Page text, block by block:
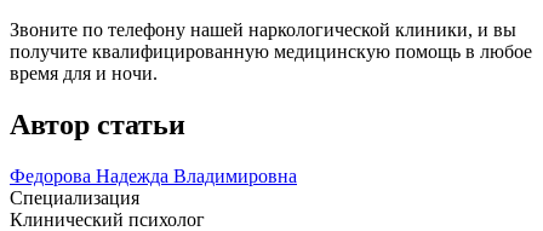
Звоните по телефону нашей наркологической клиники, и вы
получите квалифицированную медицинскую помощь в любое
время для и ночи.
Автор статьи
Федорова Надежда Владимировна
Специализация
Клинический психолог